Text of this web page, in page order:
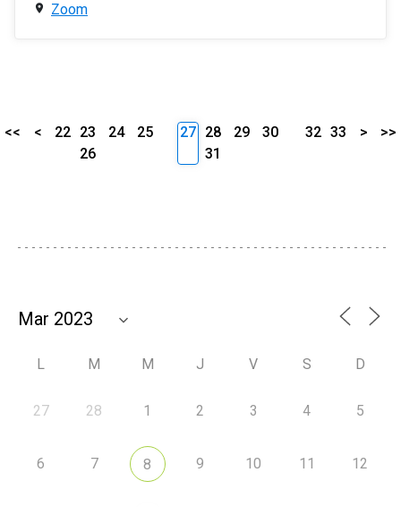
Zoom
<< < 22 23 24
25
26
27 28 29
30
31
32 33 > >>
L M M J V S D
27 28 1 2 3 4 5
6 7 8 9 10 11 12